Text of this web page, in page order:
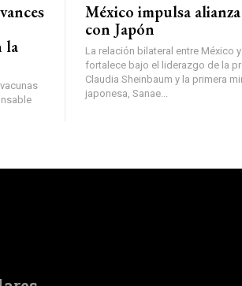
la
México impulsa
con Japón
La relación bilateral entre México
fortalece bajo el liderazgo de la
Claudia Sheinbaum y la primera
japonesa, Sanae...